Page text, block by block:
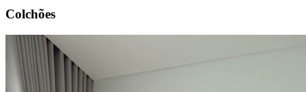
Colchões